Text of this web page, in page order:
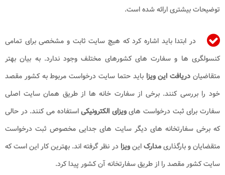
توضیحات بیشتری ارائه شده است.
در ابتدا باید اشاره کرد که هیچ سایت ثابت و مشخصی برای تمامی
کنسولگری ها و سفارت های کشورهای مختلف وجود ندارد. به بیان بهتر
متقاضیان دریافت این ویزا باید حتما سایت درخواست مربوط به کشور مقصد
خود را بررسی کنند. برخی از سفارت خانه ها از طریق همان سایت اصلی
سفارت برای ثبت درخواست هایویزای الکترونیکیاستفاده می کنند. در حالی
که برخی سفارتخانه های دیگر سایت های جدایی مخصوص ثبت درخواست
متقضایان و بارگذاریمدارکاینویزا در نظر گرفته اند. بهترین کار این است که
سایت کشور مقصد را از طریق سفارتخانه آن کشور پیدا کرد.